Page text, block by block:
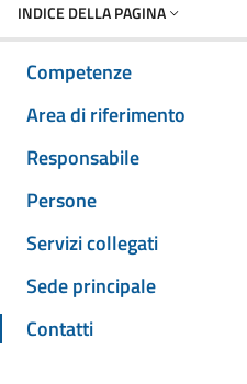
INDICE DELLA PAGINA
Competenze
Area di riferimento
Responsabile
Persone
Servizi collegati
Sede principale
Contatti